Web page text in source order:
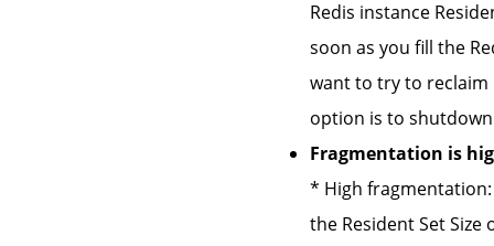
Redis instance
soon as you fill the
want to try to reclaim
option is to
Fragmentation is
* High
the Resident Set